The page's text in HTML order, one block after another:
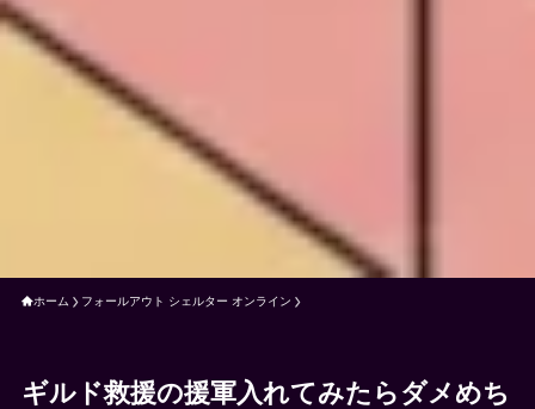
ホーム フォールアウト シェルター オンライン
ギルド救援の援軍入れてみたらダメめち